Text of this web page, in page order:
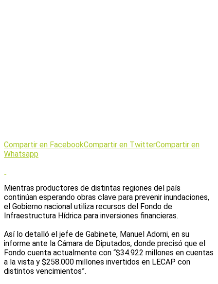
Compartir en FacebookCompartir en TwitterCompartir en
Whatsapp
Mientras productores de distintas regiones del país
continúan esperando obras clave para prevenir inundaciones,
el Gobierno nacional utiliza recursos del Fondo de
Infraestructura Hídrica para inversiones financieras.
Así lo detalló el jefe de Gabinete, Manuel Adorni, en su
informe ante la Cámara de Diputados, donde precisó que el
Fondo cuenta actualmente con “$34.922 millones en cuentas
a la vista y $258.000 millones invertidos en LECAP con
distintos vencimientos”.